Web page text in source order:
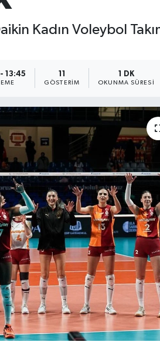
Kadın Voleybol
13:45 11
GÖSTERIM
1 DK
OKUNMA SÜRESI